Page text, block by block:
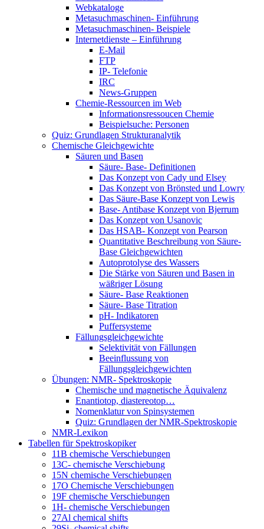
Webkataloge
Metasuchmaschinen- Einführung
Metasuchmaschinen- Beispiele
Internetdienste – Einführung
E-Mail
FTP
IP- Telefonie
IRC
News-Gruppen
Chemie-Ressourcen im Web
Informationsressoucen Chemie
Beispielsuche: Personen
Quiz: Grundlagen Strukturanalytik
Chemische Gleichgewichte
Säuren und Basen
Säure- Base- Definitionen
Das Konzept von Cady und Elsey
Das Konzept von Brönsted und Lowry
Das Säure-Base Konzept von Lewis
Base- Antibase Konzept von Bjerrum
Das Konzept von Usanovic
Das HSAB- Konzept von Pearson
Quantitative Beschreibung von Säure-
Base Gleichgewichten
Autoprotolyse des Wassers
Die Stärke von Säuren und Basen in
wäßriger Lösung
Säure- Base Reaktionen
Säure- Base Titration
pH- Indikatoren
Puffersysteme
Fällungsgleichgewichte
Selektivität von Fällungen
Beeinflussung von
Fällungsgleichgewichten
Übungen: NMR- Spektroskopie
Chemische und magnetische Äquivalenz
Enantiotop, diastereotop…
Nomenklatur von Spinsystemen
Quiz: Grundlagen der NMR-Spektroskopie
NMR-Lexikon
Tabellen für Spektroskopiker
11B chemische Verschiebungen
13C- chemische Verschiebung
15N chemische Verschiebungen
17O Chemische Verschiebungen
19F chemische Verschiebungen
1H- chemische Verschiebungen
27Al chemical shifts